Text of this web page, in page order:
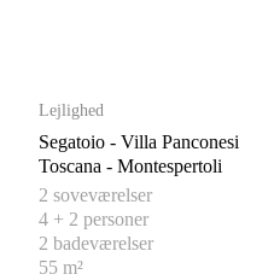
Lejlighed
Segatoio - Villa Panconesi
Toscana - Montespertoli
2 soveværelser
4 + 2 personer
2 badeværelser
55 m²